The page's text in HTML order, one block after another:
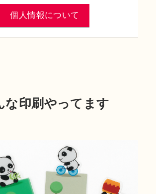
個人情報について
な印刷やってます